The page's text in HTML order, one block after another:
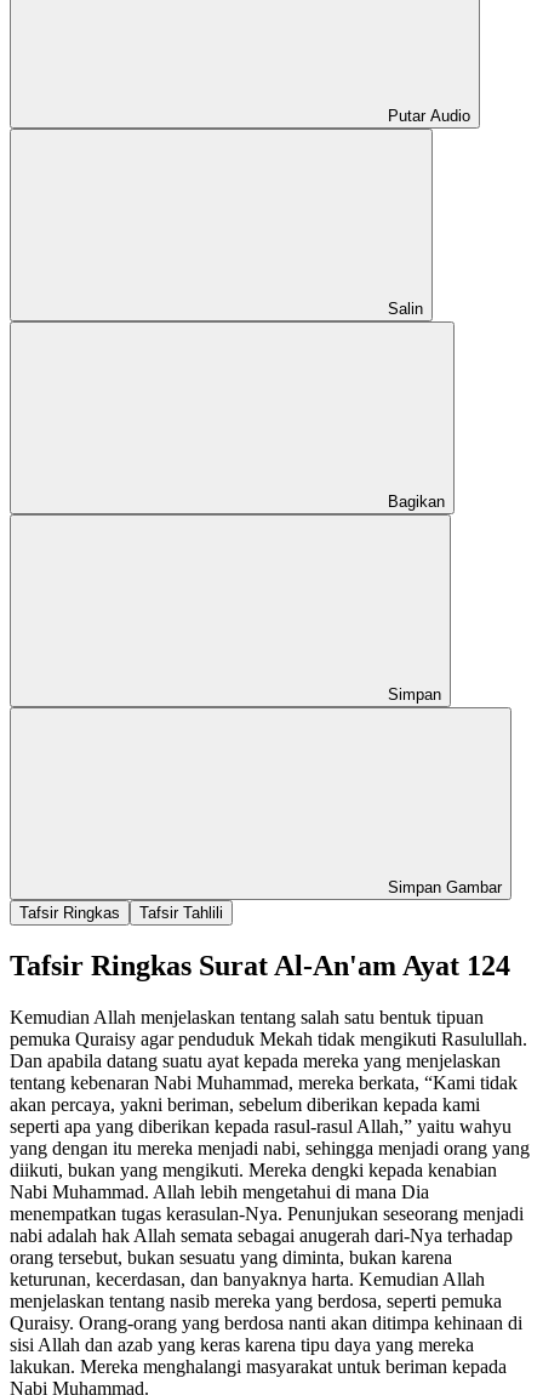
Putar Audio
Salin
Bagikan
Simpan
Simpan Gambar
Tafsir Ringkas
Tafsir Tahlili
Tafsir Ringkas Surat Al-An'am Ayat 124
Kemudian Allah menjelaskan tentang salah satu bentuk tipuan
pemuka Quraisy agar penduduk Mekah tidak mengikuti Rasulullah.
Dan apabila datang suatu ayat kepada mereka yang menjelaskan
tentang kebenaran Nabi Muhammad, mereka berkata, “Kami tidak
akan percaya, yakni beriman, sebelum diberikan kepada kami
seperti apa yang diberikan kepada rasul-rasul Allah,” yaitu wahyu
yang dengan itu mereka menjadi nabi, sehingga menjadi orang yang
diikuti, bukan yang mengikuti. Mereka dengki kepada kenabian
Nabi Muhammad. Allah lebih mengetahui di mana Dia
menempatkan tugas kerasulan-Nya. Penunjukan seseorang menjadi
nabi adalah hak Allah semata sebagai anugerah dari-Nya terhadap
orang tersebut, bukan sesuatu yang diminta, bukan karena
keturunan, kecerdasan, dan banyaknya harta. Kemudian Allah
menjelaskan tentang nasib mereka yang berdosa, seperti pemuka
Quraisy. Orang-orang yang berdosa nanti akan ditimpa kehinaan di
sisi Allah dan azab yang keras karena tipu daya yang mereka
lakukan. Mereka menghalangi masyarakat untuk beriman kepada
Nabi Muhammad.